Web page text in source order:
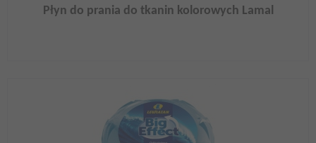
Płyn do prania do tkanin kolorowych Lamal